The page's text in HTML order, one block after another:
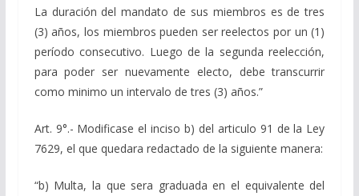
La duración del mandato de sus miembros es de tres
(3) años, los miembros pueden ser reelectos por un (1)
período consecutivo. Luego de la segunda reelección,
para poder ser nuevamente electo, debe transcurrir
como minimo un intervalo de tres (3) años.”
Art. 9°.- Modificase el inciso b) del articulo 91 de la Ley
7629, el que quedara redactado de la siguiente manera:
“b) Multa, la que sera graduada en el equivalente del